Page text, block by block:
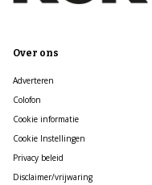
Over ons
Adverteren
Colofon
Cookie informatie
Cookie Instellingen
Privacy beleid
Disclaimer/vrijwaring